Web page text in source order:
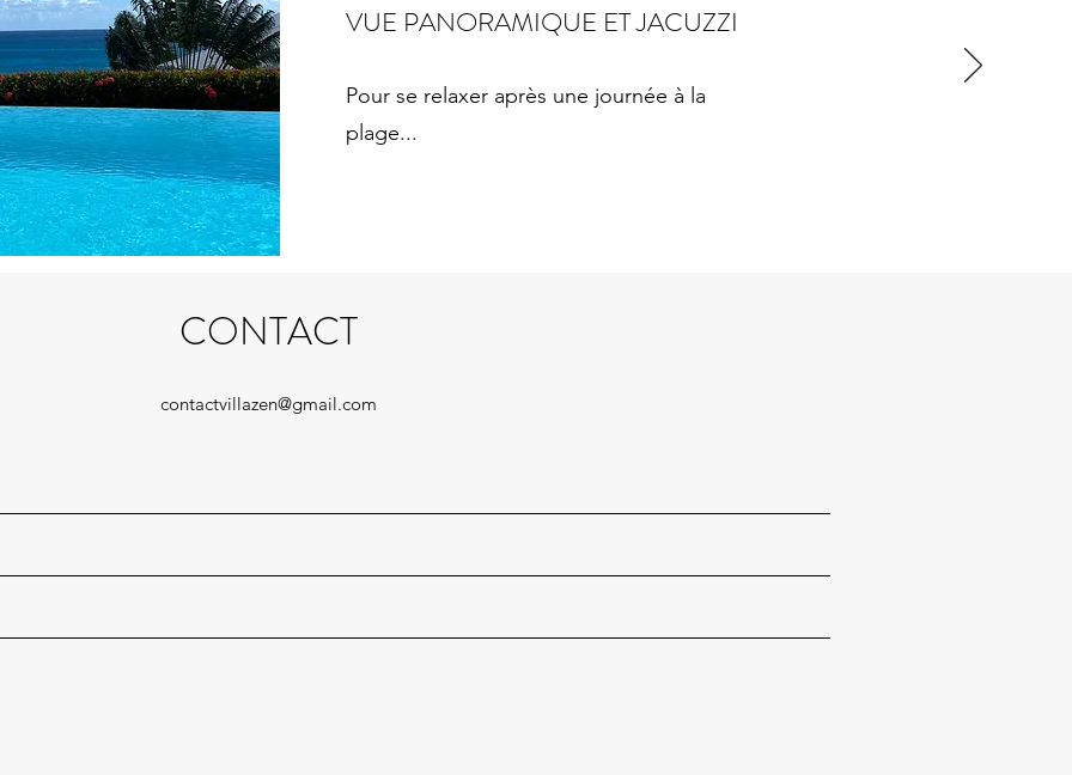
VUE PANORAMIQUE ET JACUZZI
Pour se relaxer après une journée à la
plage...
CONTACT
contactvillazen@gmail.com